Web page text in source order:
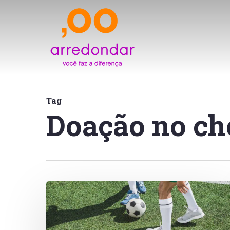
Tag
Doação no
Copa
Arredondar
na
Petz